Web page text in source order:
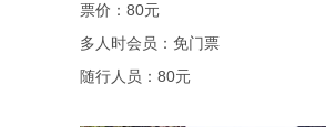
票价：80元
多人时会员：免门票
随行人员：80元